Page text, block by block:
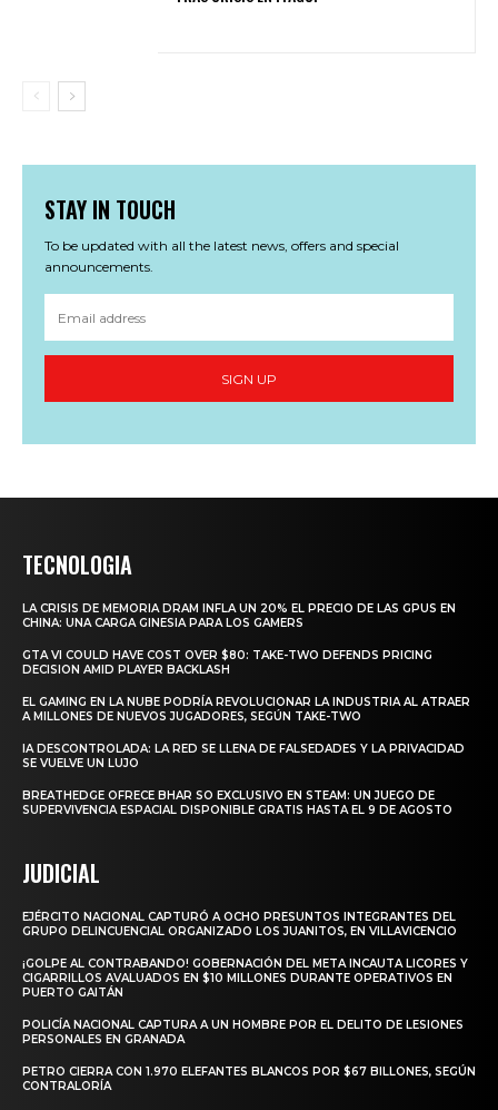
STAY IN TOUCH
To be updated with all the latest news, offers and special
announcements.
SIGN UP
TECNOLOGIA
LA CRISIS DE MEMORIA DRAM INFLA UN 20% EL PRECIO DE LAS GPUS EN
CHINA: UNA CARGA GINESIA PARA LOS GAMERS
GTA VI COULD HAVE COST OVER $80: TAKE-TWO DEFENDS PRICING
DECISION AMID PLAYER BACKLASH
EL GAMING EN LA NUBE PODRÍA REVOLUCIONAR LA INDUSTRIA AL ATRAER
A MILLONES DE NUEVOS JUGADORES, SEGÚN TAKE-TWO
IA DESCONTROLADA: LA RED SE LLENA DE FALSEDADES Y LA PRIVACIDAD
SE VUELVE UN LUJO
BREATHEDGE OFRECE BHAR SO EXCLUSIVO EN STEAM: UN JUEGO DE
SUPERVIVENCIA ESPACIAL DISPONIBLE GRATIS HASTA EL 9 DE AGOSTO
JUDICIAL
EJÉRCITO NACIONAL CAPTURÓ A OCHO PRESUNTOS INTEGRANTES DEL
GRUPO DELINCUENCIAL ORGANIZADO LOS JUANITOS, EN VILLAVICENCIO
¡GOLPE AL CONTRABANDO! GOBERNACIÓN DEL META INCAUTA LICORES Y
CIGARRILLOS AVALUADOS EN $10 MILLONES DURANTE OPERATIVOS EN
PUERTO GAITÁN
POLICÍA NACIONAL CAPTURA A UN HOMBRE POR EL DELITO DE LESIONES
PERSONALES EN GRANADA
PETRO CIERRA CON 1.970 ELEFANTES BLANCOS POR $67 BILLONES, SEGÚN
CONTRALORÍA